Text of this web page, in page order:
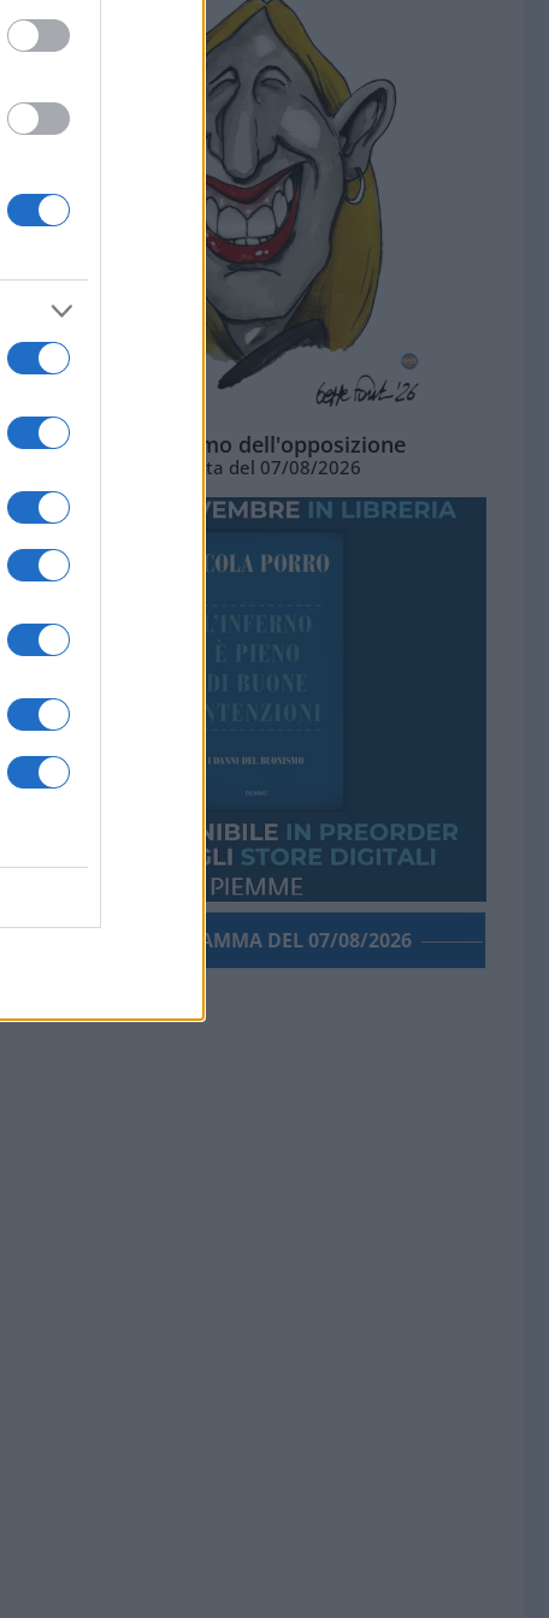
L'ottimismo dell'opposizione
Vignetta del 07/08/2026
PORROGRAMMA DEL 07/08/2026